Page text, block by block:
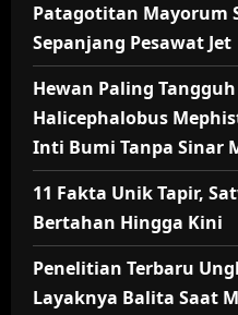
Patagotitan Mayorum
Sepanjang Pesawat Jet
Hewan Paling
Halicephalobus
Inti Bumi Tanpa Sinar
11 Fakta Unik Tapir,
Bertahan Hingga Kini
Penelitian Terbaru
Layaknya Balita Saat